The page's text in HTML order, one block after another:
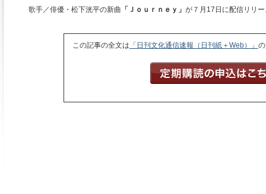
歌手／俳優・松下洸平の新曲 「Ｊｏｕｒｎｅｙ」 が７月17日に配信リリ
この記事の全文は 「日刊文化通信速報（日刊紙＋Web）」